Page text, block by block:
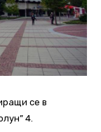
се в
4.